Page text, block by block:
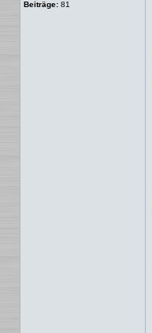
Beiträge: 81